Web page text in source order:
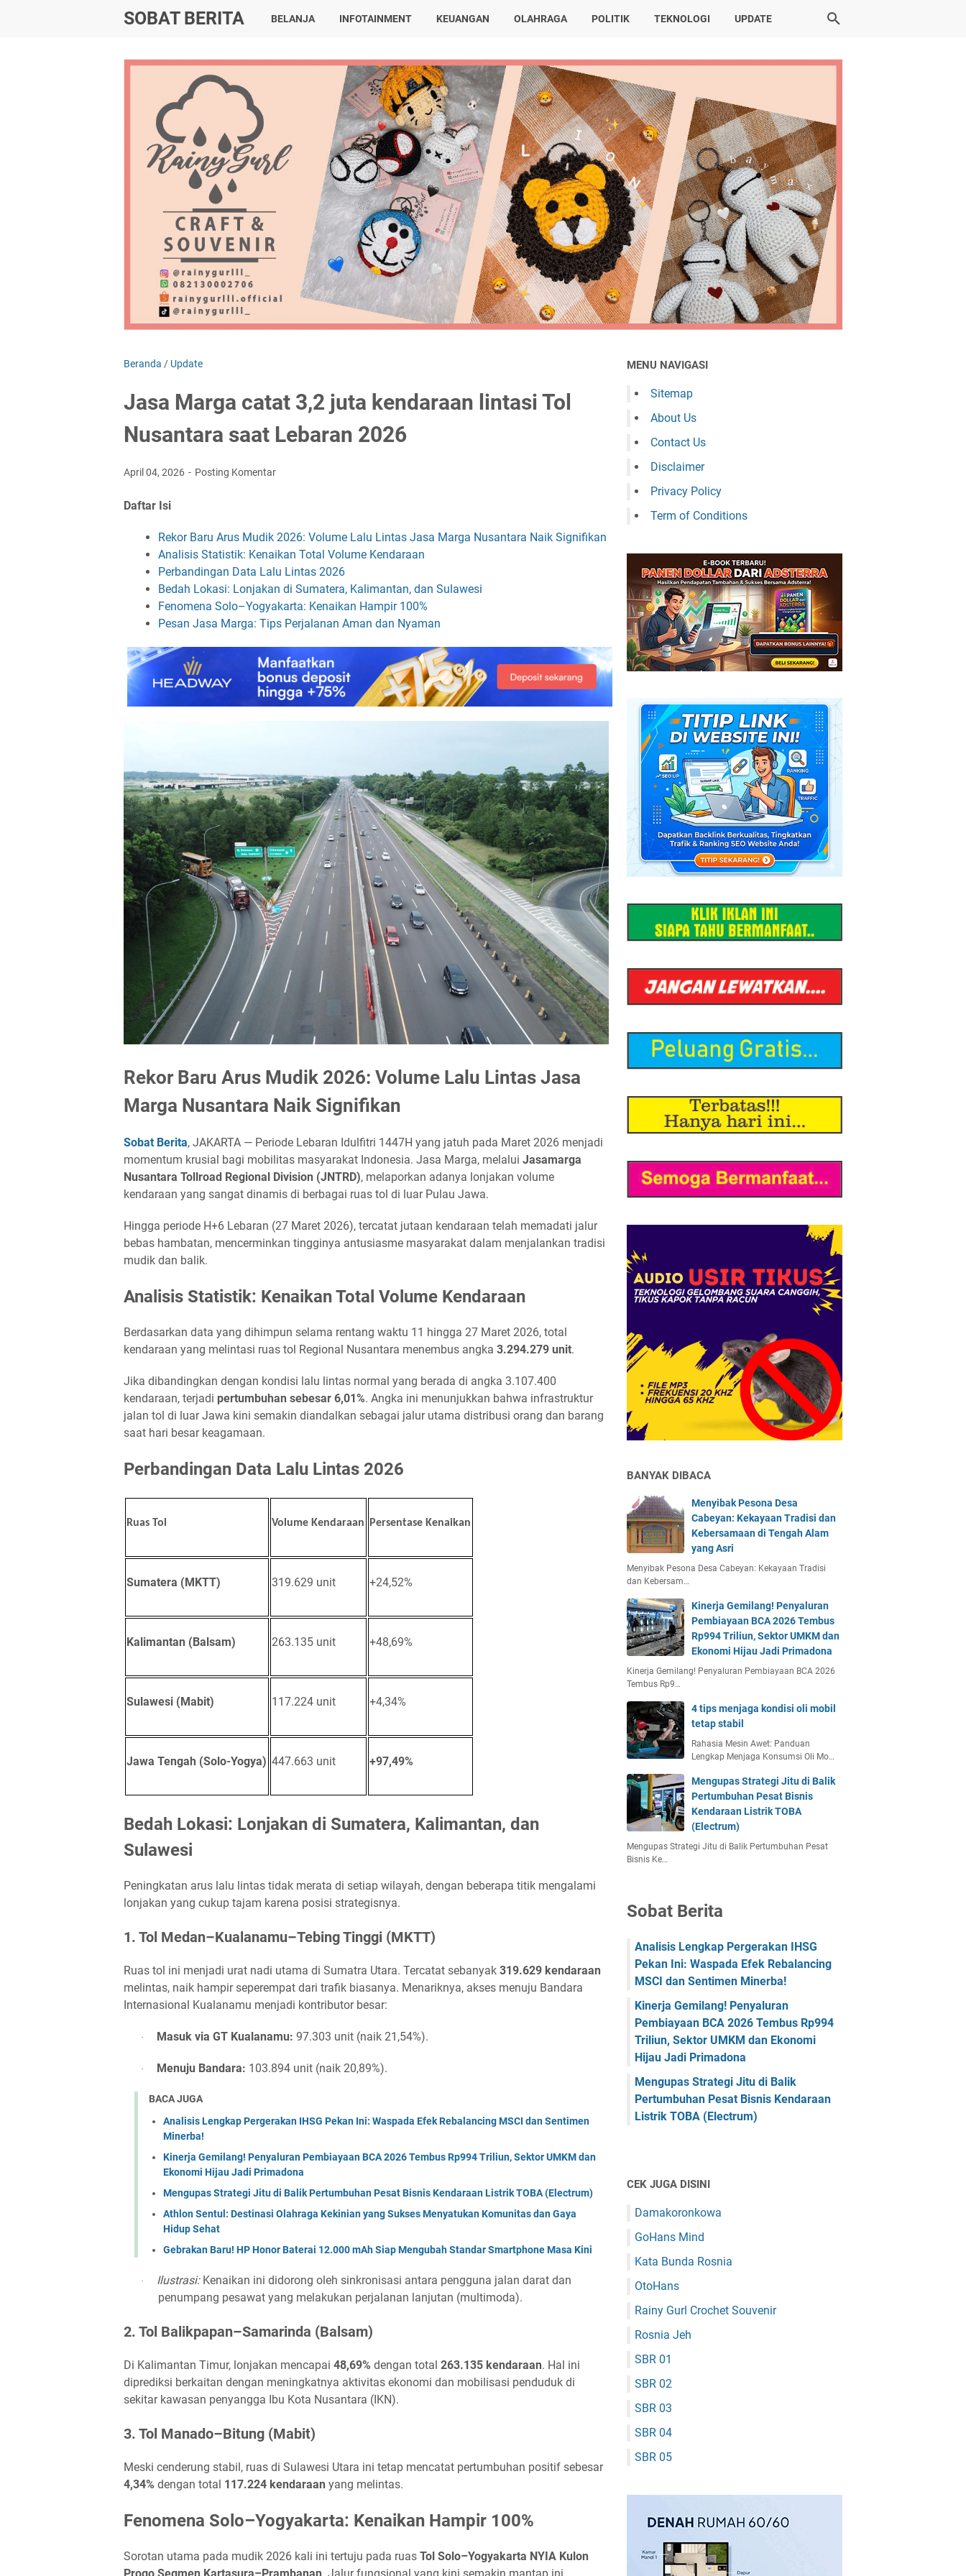
SOBAT BERITA BELANJA INFOTAINMENT KEUANGAN OLAHRAGA POLITIK TEKNOLOGI UPDATE
Beranda / Update
Jasa Marga catat 3,2 juta kendaraan lintasi Tol
Nusantara saat Lebaran 2026
April 04, 2026 Posting Komentar
Daftar Isi
Rekor Baru Arus Mudik 2026: Volume Lalu Lintas Jasa Marga Nusantara Naik Signifikan
Analisis Statistik: Kenaikan Total Volume Kendaraan
Perbandingan Data Lalu Lintas 2026
Bedah Lokasi: Lonjakan di Sumatera, Kalimantan, dan Sulawesi
Fenomena Solo–Yogyakarta: Kenaikan Hampir 100%
Pesan Jasa Marga: Tips Perjalanan Aman dan Nyaman
Rekor Baru Arus Mudik 2026: Volume Lalu Lintas Jasa
Marga Nusantara Naik Signifikan
Sobat Berita, JAKARTA — Periode Lebaran Idulfitri 1447H yang jatuh pada Maret 2026 menjadi
momentum krusial bagi mobilitas masyarakat Indonesia. Jasa Marga, melalui Jasamarga
Nusantara Tollroad Regional Division (JNTRD), melaporkan adanya lonjakan volume
kendaraan yang sangat dinamis di berbagai ruas tol di luar Pulau Jawa.
Hingga periode H+6 Lebaran (27 Maret 2026), tercatat jutaan kendaraan telah memadati jalur
bebas hambatan, mencerminkan tingginya antusiasme masyarakat dalam menjalankan tradisi
mudik dan balik.
Analisis Statistik: Kenaikan Total Volume Kendaraan
Berdasarkan data yang dihimpun selama rentang waktu 11 hingga 27 Maret 2026, total
kendaraan yang melintasi ruas tol Regional Nusantara menembus angka 3.294.279 unit.
Jika dibandingkan dengan kondisi lalu lintas normal yang berada di angka 3.107.400
kendaraan, terjadi pertumbuhan sebesar 6,01%. Angka ini menunjukkan bahwa infrastruktur
jalan tol di luar Jawa kini semakin diandalkan sebagai jalur utama distribusi orang dan barang
saat hari besar keagamaan.
Perbandingan Data Lalu Lintas 2026
Ruas Tol Volume Kendaraan Persentase Kenaikan
Sumatera (MKTT) 319.629 unit +24,52%
Kalimantan (Balsam) 263.135 unit +48,69%
Sulawesi (Mabit) 117.224 unit +4,34%
Jawa Tengah (Solo-Yogya) 447.663 unit +97,49%
Bedah Lokasi: Lonjakan di Sumatera, Kalimantan, dan
Sulawesi
Peningkatan arus lalu lintas tidak merata di setiap wilayah, dengan beberapa titik mengalami
lonjakan yang cukup tajam karena posisi strategisnya.
1. Tol Medan–Kualanamu–Tebing Tinggi (MKTT)
Ruas tol ini menjadi urat nadi utama di Sumatra Utara. Tercatat sebanyak 319.629 kendaraan
melintas, naik hampir seperempat dari trafik biasanya. Menariknya, akses menuju Bandara
Internasional Kualanamu menjadi kontributor besar:
· Masuk via GT Kualanamu: 97.303 unit (naik 21,54%).
· Menuju Bandara: 103.894 unit (naik 20,89%).
BACA JUGA
Analisis Lengkap Pergerakan IHSG Pekan Ini: Waspada Efek Rebalancing MSCI dan Sentimen
Minerba!
Kinerja Gemilang! Penyaluran Pembiayaan BCA 2026 Tembus Rp994 Triliun, Sektor UMKM dan
Ekonomi Hijau Jadi Primadona
Mengupas Strategi Jitu di Balik Pertumbuhan Pesat Bisnis Kendaraan Listrik TOBA (Electrum)
Athlon Sentul: Destinasi Olahraga Kekinian yang Sukses Menyatukan Komunitas dan Gaya
Hidup Sehat
Gebrakan Baru! HP Honor Baterai 12.000 mAh Siap Mengubah Standar Smartphone Masa Kini
· Ilustrasi:Kenaikan ini didorong oleh sinkronisasi antara pengguna jalan darat dan
penumpang pesawat yang melakukan perjalanan lanjutan (multimoda).
2. Tol Balikpapan–Samarinda (Balsam)
Di Kalimantan Timur, lonjakan mencapai 48,69% dengan total 263.135 kendaraan. Hal ini
diprediksi berkaitan dengan meningkatnya aktivitas ekonomi dan mobilisasi penduduk di
sekitar kawasan penyangga Ibu Kota Nusantara (IKN).
3. Tol Manado–Bitung (Mabit)
Meski cenderung stabil, ruas di Sulawesi Utara ini tetap mencatat pertumbuhan positif sebesar
4,34% dengan total 117.224 kendaraan yang melintas.
Fenomena Solo–Yogyakarta: Kenaikan Hampir 100%
Sorotan utama pada mudik 2026 kali ini tertuju pada ruas Tol Solo–Yogyakarta NYIA Kulon
MENU NAVIGASI
Sitemap
About Us
Contact Us
Disclaimer
Privacy Policy
Term of Conditions
BANYAK DIBACA
Menyibak Pesona Desa
Cabeyan: Kekayaan Tradisi dan
Kebersamaan di Tengah Alam
yang Asri
Menyibak Pesona Desa Cabeyan: Kekayaan Tradisi
dan Kebersam…
Kinerja Gemilang! Penyaluran
Pembiayaan BCA 2026 Tembus
Rp994 Triliun, Sektor UMKM dan
Ekonomi Hijau Jadi Primadona
Kinerja Gemilang! Penyaluran Pembiayaan BCA 2026
Tembus Rp9…
4 tips menjaga kondisi oli mobil
tetap stabil
Rahasia Mesin Awet: Panduan
Lengkap Menjaga Konsumsi Oli Mo…
Mengupas Strategi Jitu di Balik
Pertumbuhan Pesat Bisnis
Kendaraan Listrik TOBA
(Electrum)
Mengupas Strategi Jitu di Balik Pertumbuhan Pesat
Bisnis Ke…
Sobat Berita
Analisis Lengkap Pergerakan IHSG
Pekan Ini: Waspada Efek Rebalancing
MSCI dan Sentimen Minerba!
Kinerja Gemilang! Penyaluran
Pembiayaan BCA 2026 Tembus Rp994
Triliun, Sektor UMKM dan Ekonomi
Hijau Jadi Primadona
Mengupas Strategi Jitu di Balik
Pertumbuhan Pesat Bisnis Kendaraan
Listrik TOBA (Electrum)
CEK JUGA DISINI
Damakoronkowa
GoHans Mind
Kata Bunda Rosnia
OtoHans
Rainy Gurl Crochet Souvenir
Rosnia Jeh
SBR 01
SBR 02
SBR 03
SBR 04
SBR 05